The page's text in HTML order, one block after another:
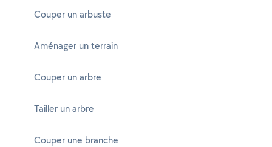
Couper un arbuste
Aménager un terrain
Couper un arbre
Tailler un arbre
Couper une branche